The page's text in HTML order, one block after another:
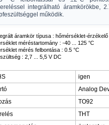
integrálható áramkörökbe,
működik.
áramkör típusa : hőmérséklet-érzékelő
méréstartomány : -40 ... 125 °C
mérés felbontása : 0.5 °C
: 2,7 ... 5,5 V DC
igen
Analog
TO92
THT